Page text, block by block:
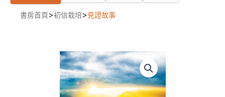
書房首頁>初信栽培>見證故事